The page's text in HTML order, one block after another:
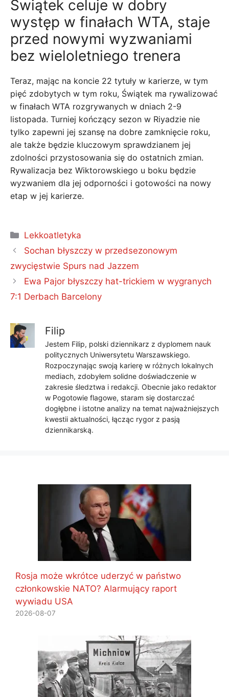
Świątek celuje w dobry
występ w finałach WTA, staje
przed nowymi wyzwaniami
bez wieloletniego trenera
Teraz, mając na koncie 22 tytuły w karierze, w tym
pięć zdobytych w tym roku, Świątek ma rywalizować
w finałach WTA rozgrywanych w dniach 2-9
listopada. Turniej kończący sezon w Riyadzie nie
tylko zapewni jej szansę na dobre zamknięcie roku,
ale także będzie kluczowym sprawdzianem jej
zdolności przystosowania się do ostatnich zmian.
Rywalizacja bez Wiktorowskiego u boku będzie
wyzwaniem dla jej odporności i gotowości na nowy
etap w jej karierze.
Kategorie
Lekkoatletyka
Sochan błyszczy w przedsezonowym
zwycięstwie Spurs nad Jazzem
Ewa Pajor błyszczy hat-trickiem w wygranych
7:1 Derbach Barcelony
Filip
Jestem Filip, polski dziennikarz z dyplomem nauk
politycznych Uniwersytetu Warszawskiego.
Rozpoczynając swoją karierę w różnych lokalnych
mediach, zdobyłem solidne doświadczenie w
zakresie śledztwa i redakcji. Obecnie jako redaktor
w Pogotowie flagowe, staram się dostarczać
dogłębne i istotne analizy na temat najważniejszych
kwestii aktualności, łącząc rygor z pasją
dziennikarską.
Rosja może wkrótce uderzyć w państwo
członkowskie NATO? Alarmujący raport
wywiadu USA
2026-08-07